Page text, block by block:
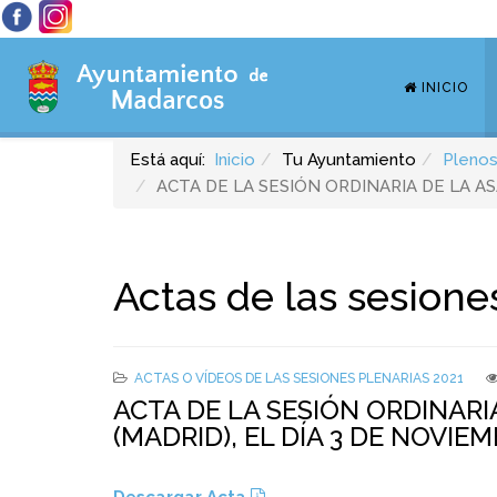
INICIO
Está aquí: Inicio Tu Ayuntamiento
ACTA DE LA SESIÓN ORDINARIA DE LA
Actas de las
ACTAS O VÍDEOS DE LAS SESIONES PLENARIAS 2021
ACTA DE LA SESIÓN
(MADRID), EL DÍA 3 DE